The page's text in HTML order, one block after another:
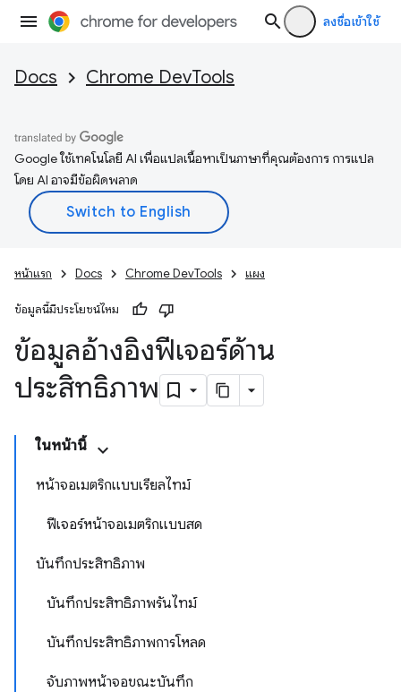
ลงชื่อเข้าใช้
Docs Chrome DevTools
Google ใช้เทคโนโลยี AI เพื่อแปลเนื้อหาเป็นภาษาที่คุณต้องการ การแปล
โดย AI อาจมีข้อผิดพลาด
หน้าแรก Docs Chrome DevTools แผง
ข้อมูลนี้มีประโยชน์ไหม
ข้อมูลอ้างอิงฟีเจอร์ด้าน
ประสิทธิภาพ
ในหน้านี้
หน้าจอเมตริกแบบเรียลไทม์
ฟีเจอร์หน้าจอเมตริกแบบสด
บันทึกประสิทธิภาพ
บันทึกประสิทธิภาพรันไทม์
บันทึกประสิทธิภาพการโหลด
จับภาพหน้าจอขณะบันทึก